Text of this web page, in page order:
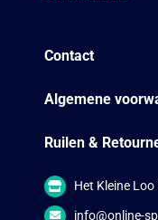
Contact
Algemene
Ruilen &
Het Kleine
info@online-